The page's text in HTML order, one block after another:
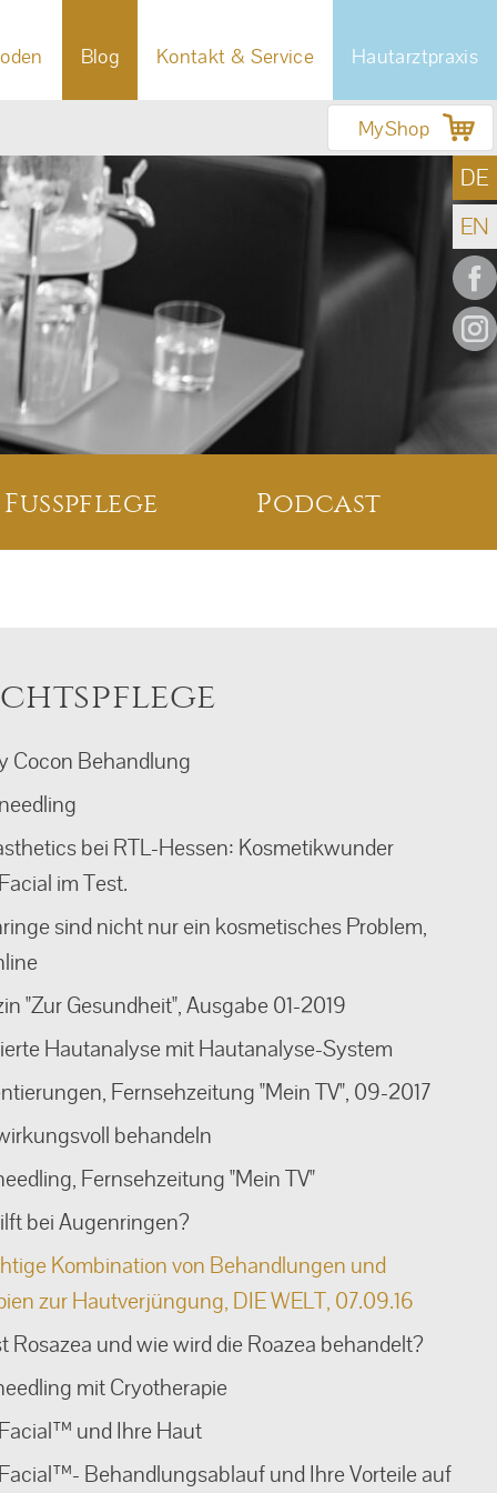
Blog Kontakt & Service Hautarztpraxis
MyShop
DE
EN
Fusspflege Podcast
Cocon Behandlung
bei RTL-Hessen: Kosmetikwunder
im Test.
sind nicht nur ein kosmetisches Problem,
"Zur Gesundheit", Ausgabe 01-2019
Hautanalyse mit Hautanalyse-System
Fernsehzeitung "Mein TV", 09-2017
behandeln
Fernsehzeitung "Mein TV"
bei Augenringen?
Kombination von Behandlungen und
zur Hautverjüngung, DIE WELT, 07.09.16
Rosazea und wie wird die Roazea behandelt?
mit Cryotherapie
und Ihre Haut
Behandlungsablauf und Ihre Vorteile auf